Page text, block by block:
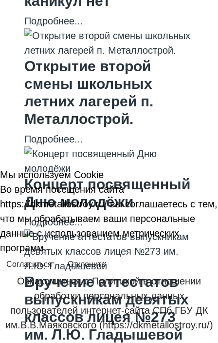
Подробнее...
Открытие второй
смены школьных
летних лагерей п.
Металлострой.
Подробнее...
Концерт посвященный
Дню молодёжи
Подробнее...
Вручение аттестатов
выпускникам девятых
классов лицея №273
им. Л.Ю. Гладышевой
Мы используем Cookie
Во время посещения сайта
https://dkmetallostroy.ru/ вы соглашаетесь с тем,
что мы обрабатываем ваши персональные
данные с использованием метрических
программ.
Согласиться Отклонить
Ознакомиться с Политикой в отношении
обработки персональных данных
пользователей интернет-сайта СПб ГБУ ДК
им.В.В.Маяковского (https://dkmetallostroy.ru/)